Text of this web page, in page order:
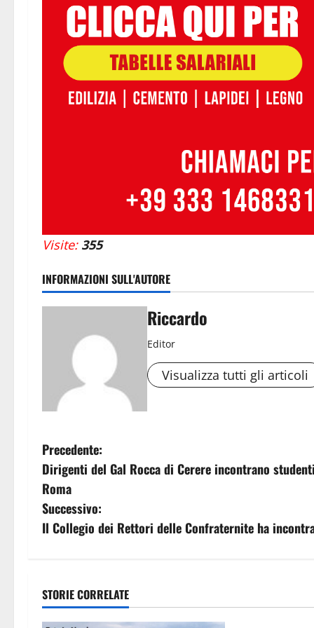
Visite: 355
INFORMAZIONI SULL'AUTORE
Riccardo
Editor
Visualizza tutti gli articoli
N
a
v
i
a
Precedente:
Dirigenti del Gal Rocca di Cerere incontrano
Roma
Successivo:
Il Collegio dei Rettori delle Confraternite ha
STORIE CORRELATE